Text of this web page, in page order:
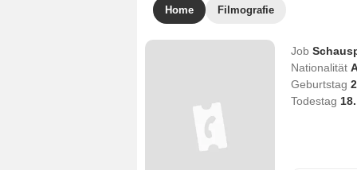
Home Filmografie
Job
Nationalität
Geburtstag
Todestag